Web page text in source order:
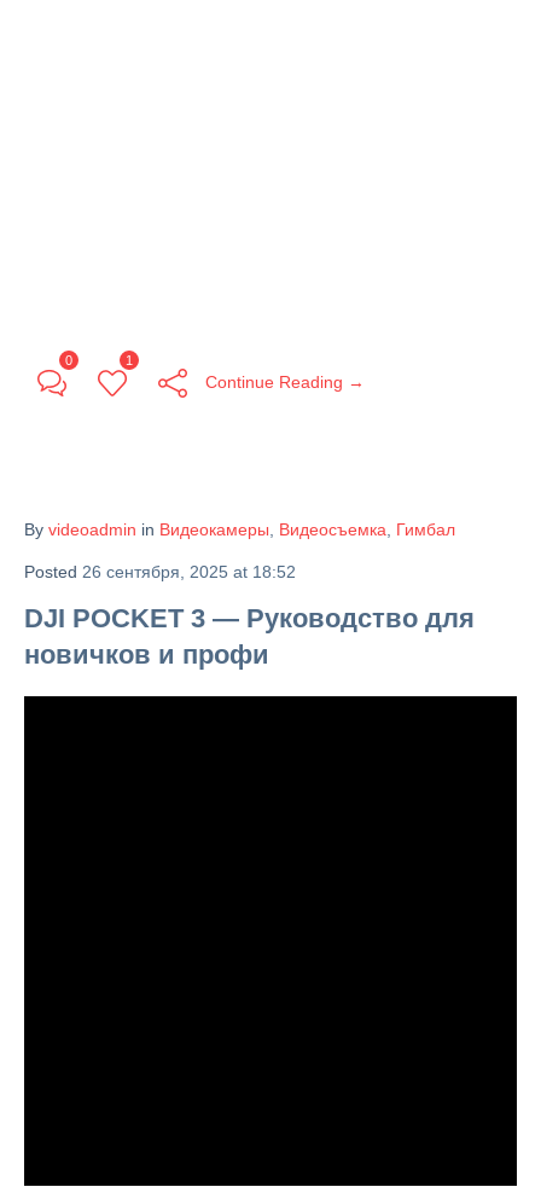
0 1
Continue Reading →
By videoadmin in Видеокамеры Видеосъемка Гимбал
Posted 26 сентября, 2025 at 18:52
DJI POCKET 3 — Руководство для
новичков и профи